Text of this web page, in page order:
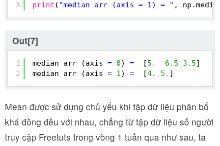
3
print ( "median arr (axis = 1) = " ,
Out[7]
1
2
median arr (axis = 0) = [5. 6.5 3.5]
median arr (axis = 1) = [4. 5. ]
Mean được sử dụng chủ yếu khi tập dữ liệu phân bố
khá đồng đều với nhau, chẳng từ tập dữ liệu số người
truy cập Freetuts trong vòng 1 tuần qua như sau, ta